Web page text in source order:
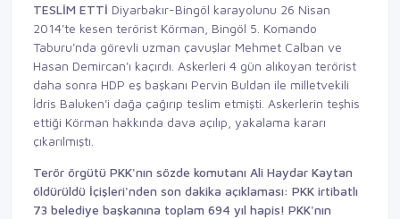
TESLİM ETTİ Diyarbakır-Bingöl karayolunu 26 Nisan
2014'te kesen terörist Körman, Bingöl 5. Komando
Taburu'nda görevli uzman çavuşlar Mehmet Calban ve
Hasan Demircan'ı kaçırdı. Askerleri 4 gün alıkoyan terörist
daha sonra HDP eş başkanı Pervin Buldan ile milletvekili
İdris Baluken'i dağa çağırıp teslim etmişti. Askerlerin teşhis
ettiği Körman hakkında dava açılıp, yakalama kararı
çıkarılmıştı.
Terör örgütü PKK'nın sözde komutanı Ali Haydar Kaytan
öldürüldü İçişleri'nden son dakika açıklaması: PKK irtibatlı
73 belediye başkanına toplam 694 yıl hapis! PKK'nın